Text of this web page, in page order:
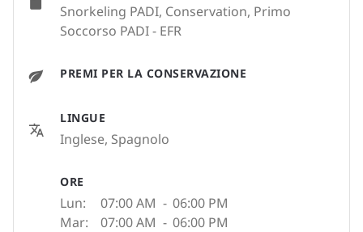
Snorkeling PADI, Conservation, Primo
Soccorso PADI - EFR
PREMI PER LA CONSERVAZIONE
LINGUE
Inglese, Spagnolo
ORE
Lun: 07:00 AM - 06:00 PM
Mar:
07:00 AM - 06:00 PM